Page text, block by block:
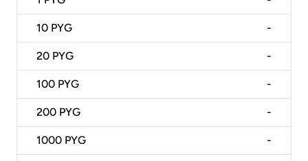
10 PYG -
20 PYG -
100 PYG -
200 PYG -
1000 PYG -